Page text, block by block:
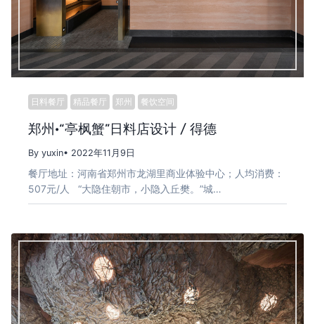
日料餐厅 精品餐厅 郑州 餐饮空间
郑州·“亭枫蟹”日料店设计 / 得德
By yuxin• 2022年11月9日
餐厅地址：河南省郑州市龙湖里商业体验中心；人均消费：
507元/人 “大隐住朝市，小隐入丘樊。”城…